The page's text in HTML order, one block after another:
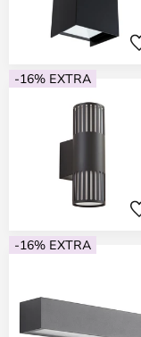
-16% EXTRA
-16% EXTRA